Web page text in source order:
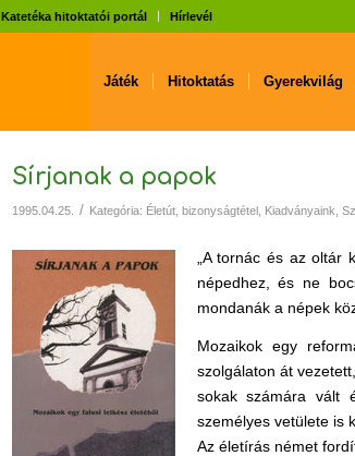
Katetéka hitoktatói portál Hírlevél
Játék Hitoktatás Gyerekvilág
Sírjanak a papok
1995.04.25. / Kategória: Életút, bizonyságtétel, Kiadványaink
„A tornác és az
népedhez, és ne
mondanák a népek
Mozaikok egy
szolgálaton át
sokak számára vált
személyes vetülete is
Az életírás német